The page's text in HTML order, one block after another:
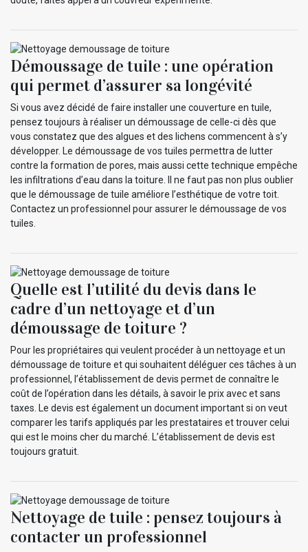
Démoussage de tuile : une opération
qui permet d’assurer sa longévité
Si vous avez décidé de faire installer une couverture en tuile,
pensez toujours à réaliser un démoussage de celle-ci dès que
vous constatez que des algues et des lichens commencent à s’y
développer. Le démoussage de vos tuiles permettra de lutter
contre la formation de pores, mais aussi cette technique empêche
les infiltrations d’eau dans la toiture. Il ne faut pas non plus oublier
que le démoussage de tuile améliore l’esthétique de votre toit.
Contactez un professionnel pour assurer le démoussage de vos
tuiles.
Quelle est l’utilité du devis dans le
cadre d’un nettoyage et d’un
démoussage de toiture ?
Pour les propriétaires qui veulent procéder à un nettoyage et un
démoussage de toiture et qui souhaitent déléguer ces tâches à un
professionnel, l’établissement de devis permet de connaître le
coût de l’opération dans les détails, à savoir le prix avec et sans
taxes. Le devis est également un document important si on veut
comparer les tarifs appliqués par les prestataires et trouver celui
qui est le moins cher du marché. L’établissement de devis est
toujours gratuit.
Nettoyage de tuile : pensez toujours à
contacter un professionnel